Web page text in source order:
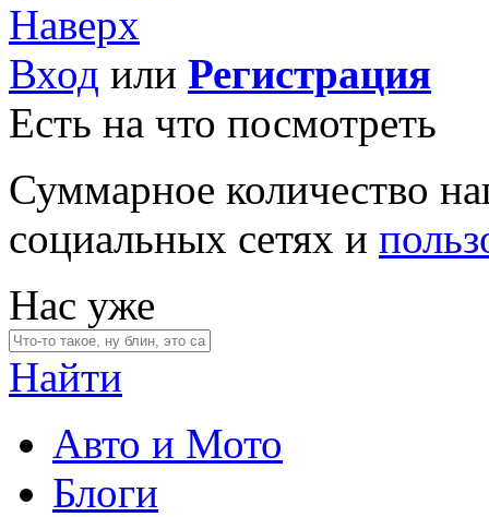
Наверх
Вход или Регистрация
Есть на что посмотреть
Суммарное количество
социальных сетях и
Нас уже
Найти
Авто и Мото
Блоги